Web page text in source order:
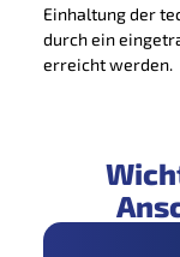
Einhaltung der
durch ein
erreicht werden.